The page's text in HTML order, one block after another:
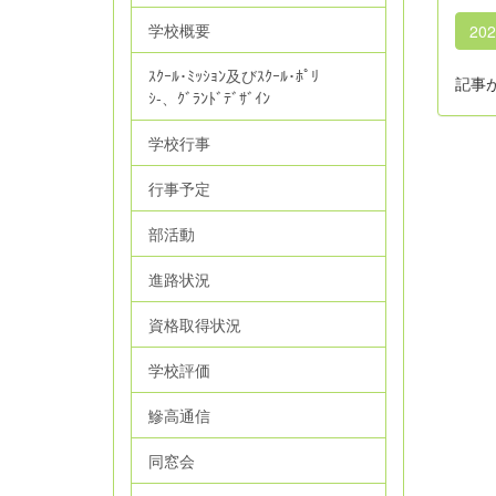
記事
学校概要
ｽｸｰﾙ･ﾐｯｼｮﾝ及びｽｸｰﾙ･ﾎﾟﾘ
ｼ‐、ｸﾞﾗﾝﾄﾞﾃﾞｻﾞｲﾝ
学校行事
行事予定
部活動
進路状況
資格取得状況
学校評価
鰺高通信
同窓会